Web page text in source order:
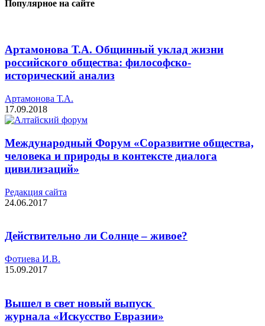
Популярное на сайте
Артамонова Т.А. Общинный уклад жизни
российского общества: философско-
исторический анализ
Артамонова Т.А.
17.09.2018
Международный Форум «Соразвитие общества,
человека и природы в контексте диалога
цивилизаций»
Редакция cайта
24.06.2017
Действительно ли Солнце – живое?
Фотиева И.В.
15.09.2017
Вышел в свет новый выпуск
журнала «Искусство Евразии»